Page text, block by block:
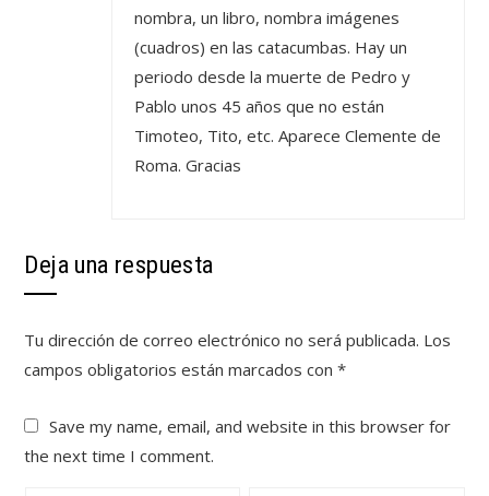
nombra, un libro, nombra imágenes
(cuadros) en las catacumbas. Hay un
periodo desde la muerte de Pedro y
Pablo unos 45 años que no están
Timoteo, Tito, etc. Aparece Clemente de
Roma. Gracias
Deja una respuesta
Tu dirección de correo electrónico no será publicada. Los
campos obligatorios están marcados con*
Save my name, email, and website in this browser for
the next time I comment.